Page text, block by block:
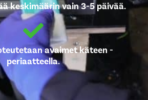
keskimäärin vain 3-5 päivää.
avaimet käteen -
periaatteella.